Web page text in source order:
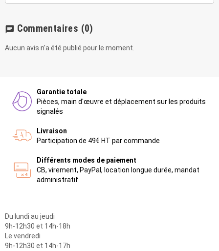
chat Commentaires (0)
Aucun avis n'a été publié pour le moment.
Garantie totale
Pièces, main d'œuvre et déplacement sur les produits
signalés
Livraison
Participation de 49€ HT par commande
Différents modes de paiement
CB, virement, PayPal, location longue durée, mandat
administratif
Du lundi au jeudi
9h-12h30 et 14h-18h
Le vendredi
9h-12h30 et 14h-17h